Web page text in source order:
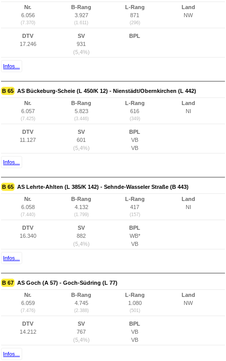
Nr.
6.056
(7.370)
B-Rang
3.927
(1.611)
L-Rang
871
(296)
Land
NW
DTV
17.246
SV
931
(5,4%)
BPL
Infos...
B 65 AS Bückeburg-Scheie (L 450/K 12) - Nienstädt/Obernkirchen (L 442)
Nr.
6.057
(7.425)
B-Rang
5.823
(3.446)
L-Rang
616
(349)
Land
NI
DTV
11.127
SV
601
(5,4%)
BPL
VB
VB
Infos...
B 65 AS Lehrte-Ahlten (L 385/K 142) - Sehnde-Wasseler Straße (B 443)
Nr.
6.058
(7.440)
B-Rang
4.132
(1.799)
L-Rang
417
(157)
Land
NI
DTV
16.340
SV
882
(5,4%)
BPL
WB*
VB
Infos...
B 67 AS Goch (A 57) - Goch-Südring (L 77)
Nr.
6.059
(7.476)
B-Rang
4.745
(2.388)
L-Rang
1.080
(501)
Land
NW
DTV
14.212
SV
767
(5,4%)
BPL
VB
VB
Infos...